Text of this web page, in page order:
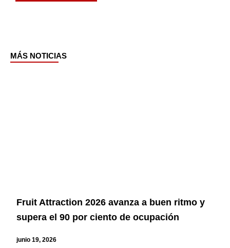
MÁS NOTICIAS
Fruit Attraction 2026 avanza a buen ritmo y
supera el 90 por ciento de ocupación
junio 19, 2026